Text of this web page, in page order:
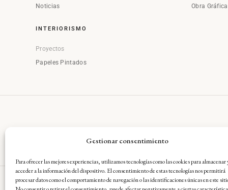
Gestionar consentimiento
Para ofrecer las mejores experiencias, utilizamos tecnologías como las cookies para almacenar
acceder a la información del dispositivo. El consentimiento de estas tecnologías nos permitirá
procesar datos como el comportamiento de navegación o las identificaciones únicas en este
Noticias
INTERIORISMO
Proyectos
Papeles Pintados
Obra